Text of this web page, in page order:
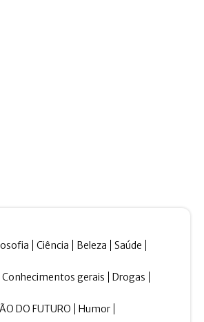
Ciência Beleza Saúde
Conhecimentos gerais Drogas
DO FUTURO Humor